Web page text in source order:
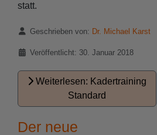
statt.
DetailsGeschrieben von: Dr. Michael Karst
Veröffentlicht: 30. Januar 2018
Weiterlesen: Kadertraining
Standard
Der neue